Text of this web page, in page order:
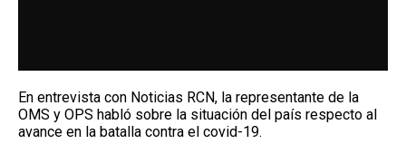
En entrevista con Noticias RCN, la representante de la
OMS y OPS habló sobre la situación del país respecto al
avance en la batalla contra el covid-19.